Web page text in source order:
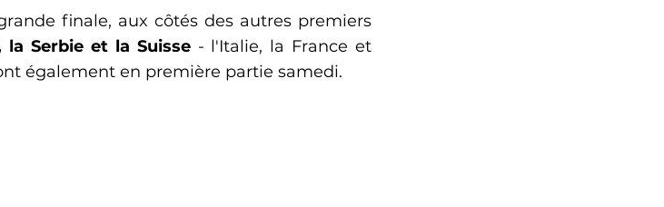
finale, aux côtés des autres premiers
la Serbie et la Suisse - l'Italie, la France et
également en première partie samedi.